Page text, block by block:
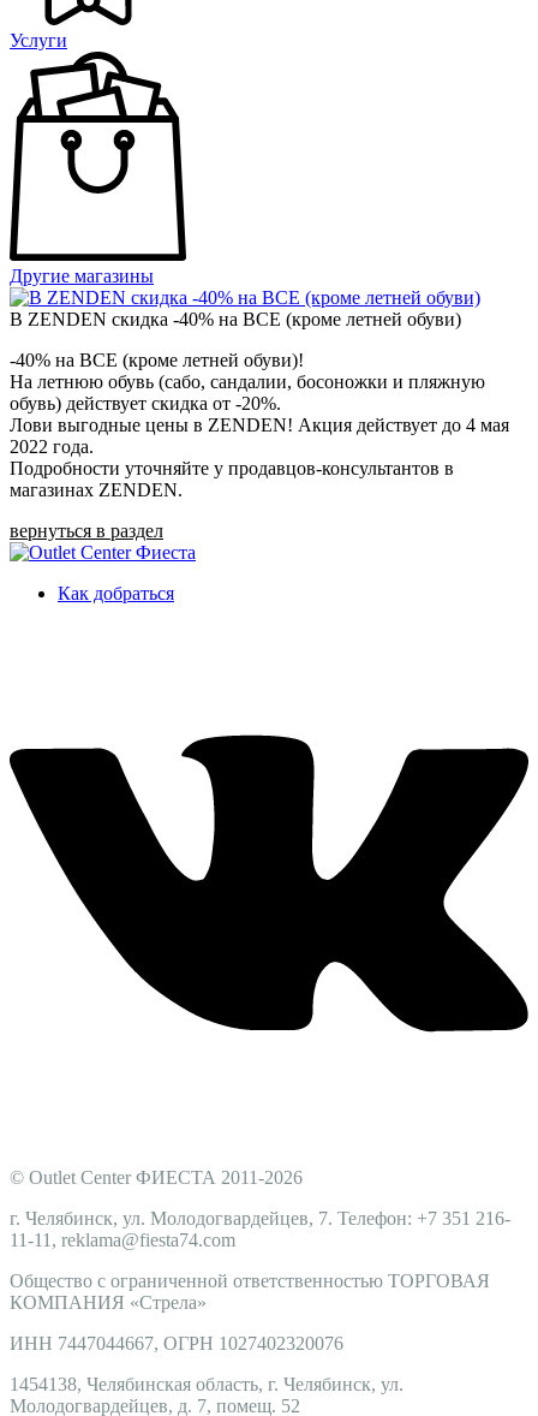
Услуги
Другие магазины
В ZENDEN скидка -40% на ВСЕ (кроме летней обуви)
-40% на ВСЕ (кроме летней обуви)!
На летнюю обувь (сабо, сандалии, босоножки и пляжную
обувь) действует скидка от -20%.
Лови выгодные цены в ZENDEN! Акция действует до 4 мая
2022 года.
Подробности уточняйте у продавцов-консультантов в
магазинах ZENDEN.
вернуться в раздел
Как добраться
© Outlet Center ФИЕСТА 2011-2026
г. Челябинск, ул. Молодогвардейцев, 7. Телефон: +7 351 216-
11-11, reklama@fiesta74.com
Общество с ограниченной ответственностью ТОРГОВАЯ
КОМПАНИЯ «Стрела»
ИНН 7447044667, ОГРН 1027402320076
1454138, Челябинская область, г. Челябинск, ул.
Молодогвардейцев, д. 7, помещ. 52